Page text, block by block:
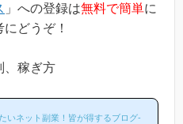
」への登録は無料で簡単に
どうぞ！
、稼ぎ方
いネット副業！皆が得するブログ-